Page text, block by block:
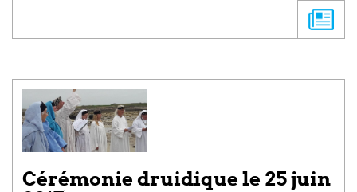
Cérémonie druidique le 25 juin